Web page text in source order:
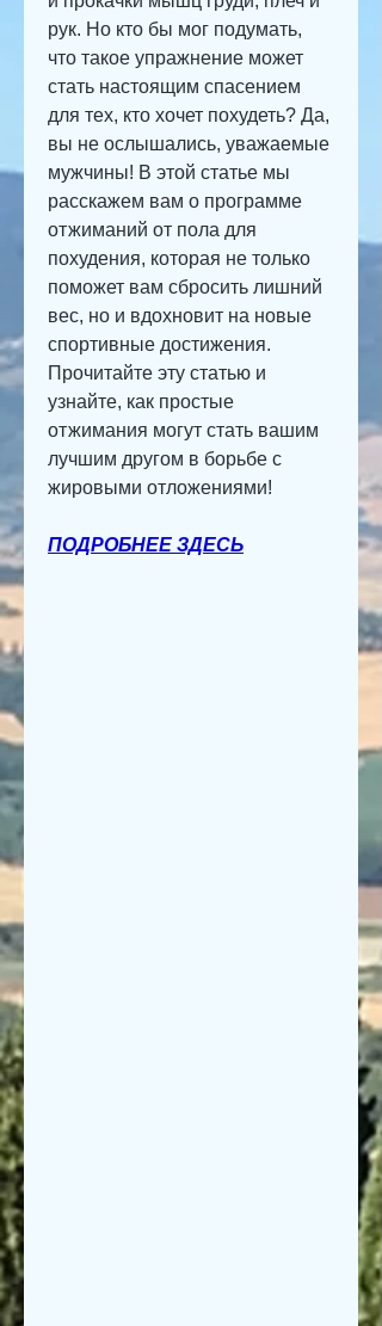
рук. Но кто бы мог подумать,
что такое упражнение может
стать настоящим спасением
для тех, кто хочет похудеть? Да,
вы не ослышались, уважаемые
мужчины! В этой статье мы
расскажем вам о программе
отжиманий от пола для
похудения, которая не только
поможет вам сбросить лишний
вес, но и вдохновит на новые
спортивные достижения.
Прочитайте эту статью и
узнайте, как простые
отжимания могут стать вашим
лучшим другом в борьбе с
жировыми отложениями!
ПОДРОБНЕЕ ЗДЕСЬ